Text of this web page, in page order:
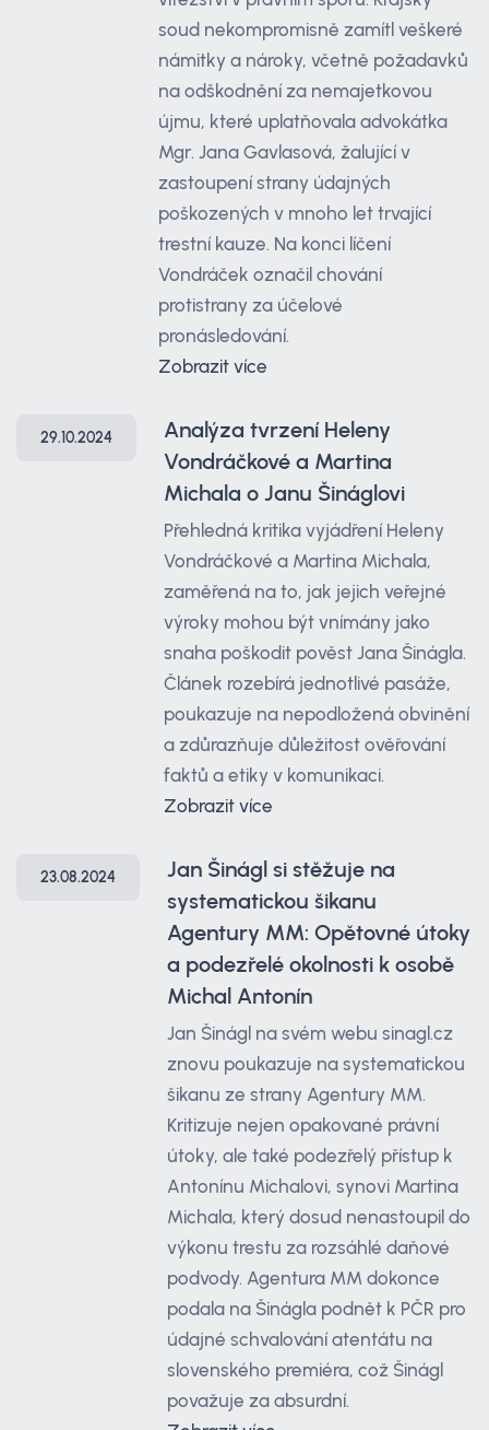
soud nekompromisně zamítl veškeré
námitky a nároky, včetně požadavků
na odškodnění za nemajetkovou
újmu, které uplatňovala advokátka
Mgr. Jana Gavlasová, žalující v
zastoupení strany údajných
poškozených v mnoho let trvající
trestní kauze. Na konci líčení
Vondráček označil chování
protistrany za účelové
pronásledování.
Zobrazit více
29.10.2024
Analýza tvrzení Heleny
Vondráčkové a Martina
Michala o Janu Šináglovi
Přehledná kritika vyjádření Heleny
Vondráčkové a Martina Michala,
zaměřená na to, jak jejich veřejné
výroky mohou být vnímány jako
snaha poškodit pověst Jana Šinágla.
Článek rozebírá jednotlivé pasáže,
poukazuje na nepodložená obvinění
a zdůrazňuje důležitost ověřování
faktů a etiky v komunikaci.
Zobrazit více
23.08.2024
Jan Šinágl si stěžuje na
systematickou šikanu
Agentury MM: Opětovné útoky
a podezřelé okolnosti k osobě
Michal Antonín
Jan Šinágl na svém webu sinagl.cz
znovu poukazuje na systematickou
šikanu ze strany Agentury MM.
Kritizuje nejen opakované právní
útoky, ale také podezřelý přístup k
Antonínu Michalovi, synovi Martina
Michala, který dosud nenastoupil do
výkonu trestu za rozsáhlé daňové
podvody. Agentura MM dokonce
podala na Šinágla podnět k PČR pro
údajné schvalování atentátu na
slovenského premiéra, což Šinágl
považuje za absurdní.